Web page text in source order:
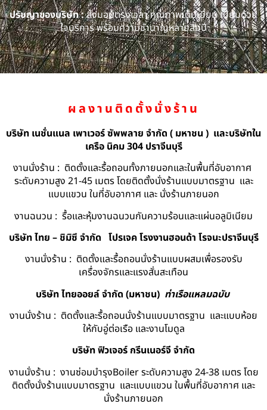
ปรัชญาของบริษัท :ส่งมอบตรงเวลา คุณภาพเต็มเยี่ยม เปี่ยมด้วย
ใจบริการ พร้อมความชำนาญหลายสิบปี
ผลงานติดตั้งนั่งร้าน
บริษัท เนชั่นแนล เพาเวอร์ ซัพพลาย จำกัด ( มหาชน ) และบริษัทใน
เครือ นิคม 304 ปราจีนบุรี
งานนั่งร้าน : ติดตั้งและรื้อถอนทั้งภายนอกและในพื้นที่อับอากาศ
ระดับความสูง 21-45 เมตร โดยติดตั้งนั่งร้านแบบมาตรฐาน และ
แบบแขวน ในที่อับอากาศ และ นั่งร้านภายนอก
งานฉนวน : รื้อและหุ้มงานฉนวนกันความร้อนและแผ่นอลูมิเนียม
บริษัท ไทย – ชิมิซึ จำกัด โปรเจค โรงงานฮอนด้า โรจนะปราจีนบุรี
งานนั่งร้าน : ติดตั้งและรื้อถอนนั่งร้านแบบผสมเพื่อรองรับ
เครื่องจักรและแรงสั่นสะเทือน
บริษัท ไทยออยล์ จํากัด (มหาชน) ท่าเรือแหลมฉบับ
งานนั่งร้าน : ติดตั้งและรื้อถอนนั่งร้านแบบมาตรฐาน และแบบห้อย
ให้กับอู่ต่อเรือ และงานโมดูล
บริษัท ฟิวเจอร์ กรีนเนอร์จี จำกัด
งานนั่งร้าน : งานซ่อมบำรุงBoiler ระดับความสูง 24-38 เมตร โดย
ติดตั้งนั่งร้านแบบมาตรฐาน และแบบแขวน ในพื้นที่อับอากาศ และ
นั่งร้านภายนอก